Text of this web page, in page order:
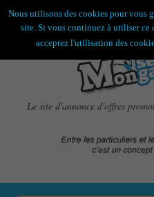
Bienvenue,
Le site d'annonce d'offres
Nous utilisons des cookies pour vous
site. Si vous continuez à utiliser ce
acceptez l'utilisation des